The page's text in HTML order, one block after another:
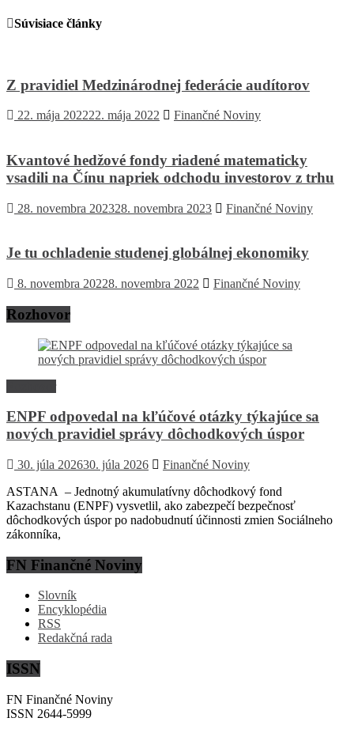
Súvisiace články
Z pravidiel Medzinárodnej federácie audítorov
22. mája 202222. mája 2022 Finančné Noviny
Kvantové hedžové fondy riadené matematicky
vsadili na Čínu napriek odchodu investorov z trhu
28. novembra 202328. novembra 2023 Finančné Noviny
Je tu ochladenie studenej globálnej ekonomiky
8. novembra 20228. novembra 2022 Finančné Noviny
Rozhovor
ENPF odpovedal na kľúčové otázky týkajúce sa
nových pravidiel správy dôchodkových úspor
30. júla 202630. júla 2026
Finančné Noviny
ASTANA – Jednotný akumulatívny dôchodkový fond
Kazachstanu (ENPF) vysvetlil, ako zabezpečí bezpečnosť
dôchodkových úspor po nadobudnutí účinnosti zmien Sociálneho
zákonníka,
FN Finančné Noviny
Slovník
Encyklopédia
RSS
Redakčná rada
ISSN
FN Finančné Noviny
ISSN 2644-5999